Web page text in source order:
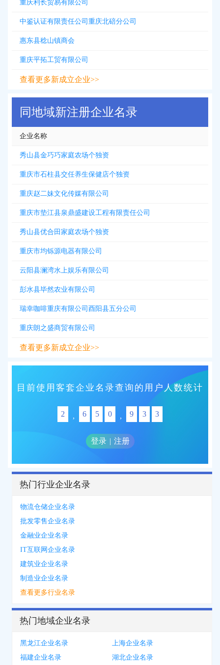
重庆利长贸易有限公司
中鉴认证有限责任公司重庆北碚分公司
惠东县稔山镇商会
重庆平拓工贸有限公司
查看更多新成立企业>>
同地域新注册企业名录
企业名称
秀山县金巧巧家庭农场个独资
重庆市石柱县交任养生保健店个独资
重庆赵二妹文化传媒有限公司
重庆市垫江县泉鼎盛建设工程有限责任公司
秀山县优合田家庭农场个独资
重庆市均铄源电器有限公司
云阳县澜湾水上娱乐有限公司
彭水县毕然农业有限公司
瑞幸咖啡重庆有限公司酉阳县五分公司
重庆朗之盛商贸有限公司
查看更多新成立企业>>
目前使用客套企业名录查询的用户人数统计
2 , 6 5 0 , 9 3 3
登录 | 注册
热门行业企业名录
物流仓储企业名录
批发零售企业名录
金融业企业名录
IT互联网企业名录
建筑业企业名录
制造业企业名录
查看更多行业名录
热门地域企业名录
黑龙江企业名录
上海企业名录
福建企业名录
湖北企业名录